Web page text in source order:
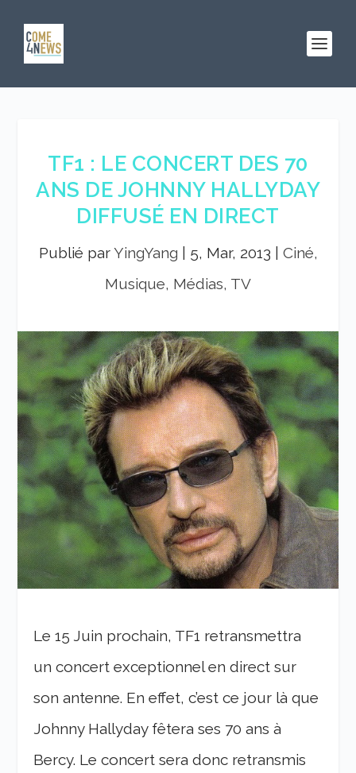
TF1 : LE CONCERT DES 70
ANS DE JOHNNY HALLYDAY
DIFFUSÉ EN DIRECT
Publié parYingYang 5, Mar, 2013
Ciné,
Musique, Médias, TV
Le 15 Juin prochain, TF1 retransmettra
un concert exceptionnel en direct sur
son antenne. En effet, c’est ce jour là que
Johnny Hallyday fêtera ses 70 ans à
Bercy. Le concert sera donc retransmis